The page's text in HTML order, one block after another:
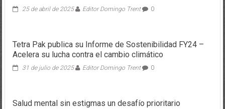
25 de abril de 2025 Editor Domingo Trent 0
Tetra Pak publica su Informe de Sostenibilidad FY24 –
Acelera su lucha contra el cambio climático
31 de julio de 2025 Editor Domingo Trent 0
Salud mental sin estigmas un desafío prioritario